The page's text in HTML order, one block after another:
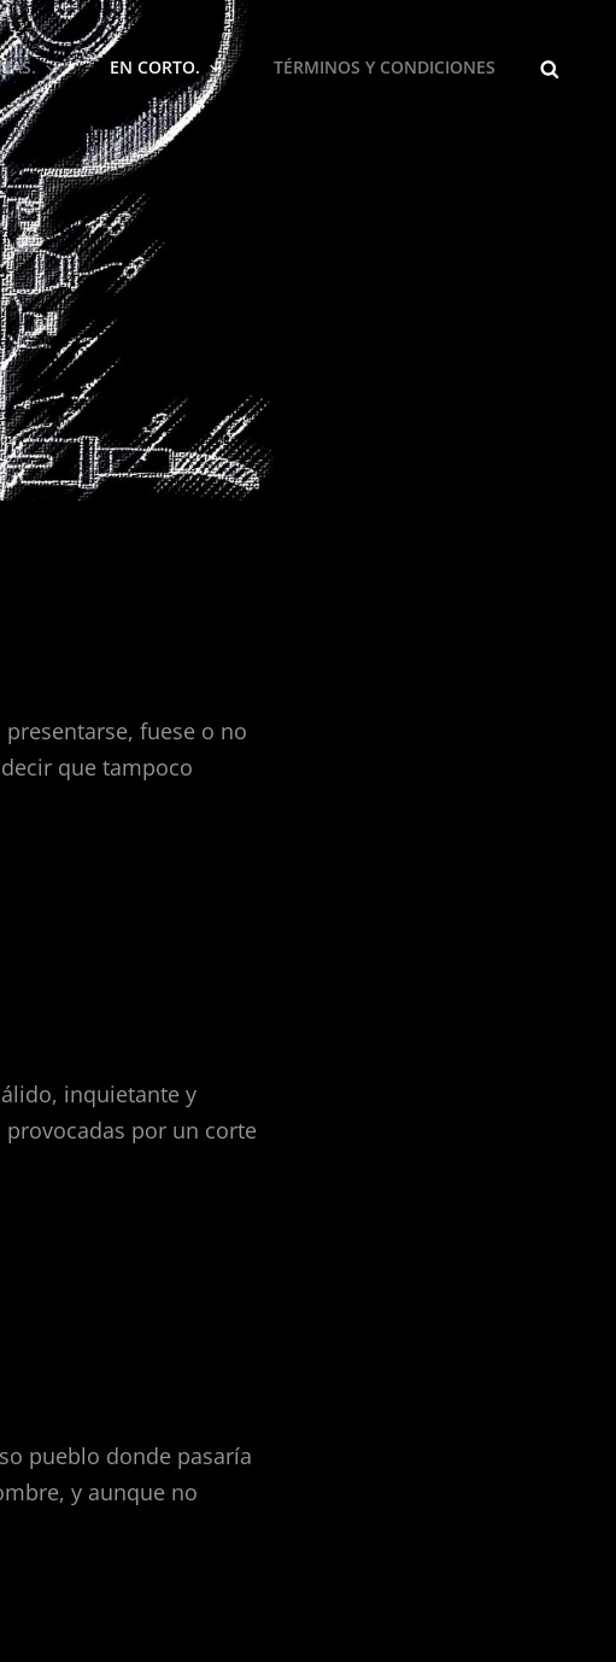
EN CORTO. TÉRMINOS Y CONDICIONES
presentarse, fuese o no
que tampoco
inquietante y
por un corte
pueblo donde pasaría
y aunque no